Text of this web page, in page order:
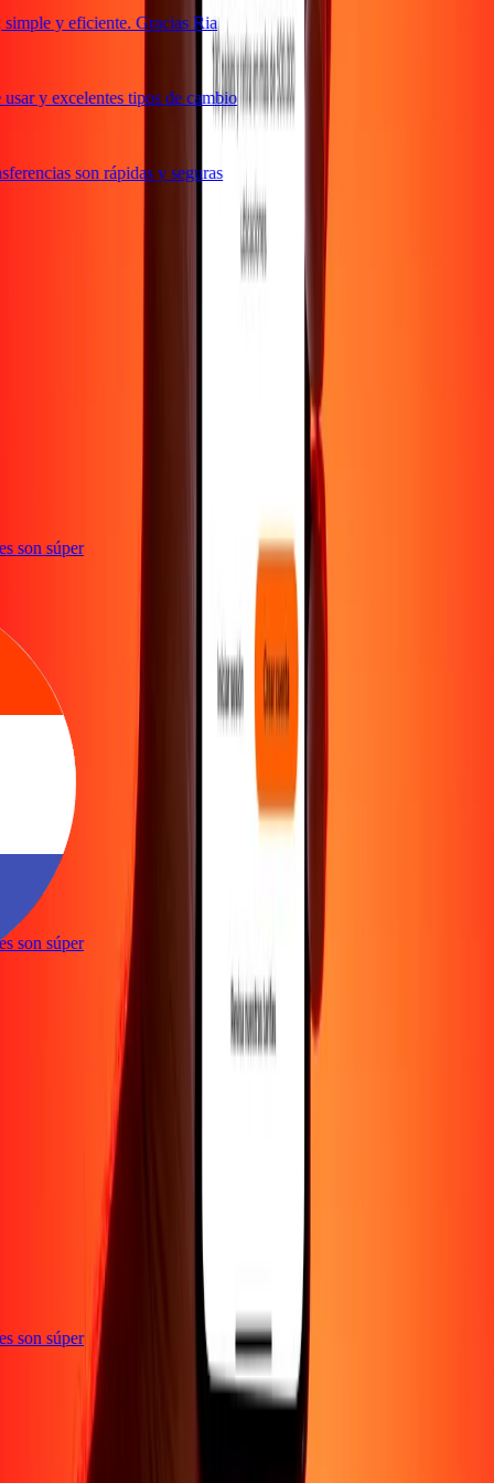
y eficiente. Gracias Ria
y excelentes tipos de cambio
son rápidas y seguras
son súper
son súper
son súper